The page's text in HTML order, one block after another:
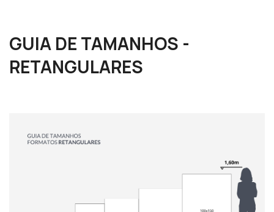
GUIA DE TAMANHOS -
RETANGULARES